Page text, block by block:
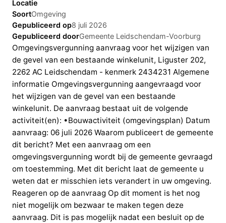
Locatie
SoortOmgeving
Gepubliceerd op8 juli 2026
Gepubliceerd doorGemeente Leidschendam-Voorburg
Omgevingsvergunning aanvraag voor het wijzigen van
de gevel van een bestaande winkelunit, Liguster 202,
2262 AC Leidschendam - kenmerk 2434231 Algemene
informatie Omgevingsvergunning aangevraagd voor
het wijzigen van de gevel van een bestaande
winkelunit. De aanvraag bestaat uit de volgende
activiteit(en): •Bouwactiviteit (omgevingsplan) Datum
aanvraag: 06 juli 2026 Waarom publiceert de gemeente
dit bericht? Met een aanvraag om een
omgevingsvergunning wordt bij de gemeente gevraagd
om toestemming. Met dit bericht laat de gemeente u
weten dat er misschien iets verandert in uw omgeving.
Reageren op de aanvraag Op dit moment is het nog
niet mogelijk om bezwaar te maken tegen deze
aanvraag. Dit is pas mogelijk nadat een besluit op de